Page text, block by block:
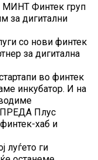
МИНТ Финтек груп
за дигитални
со нови финтек
за дигитална
во финтек
инкубатор. И на
ПРЕДА Плус
хаб и
луѓето ги